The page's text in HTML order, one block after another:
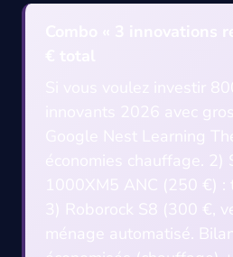
Combo « 3 innovations
Si vous voulez investir
innovants 2026 avec
Google Nest Learning
économies chauffage. 2)
1000XM5 ANC (250 €)
3) Roborock S8 (300 €,
ménage automatisé.